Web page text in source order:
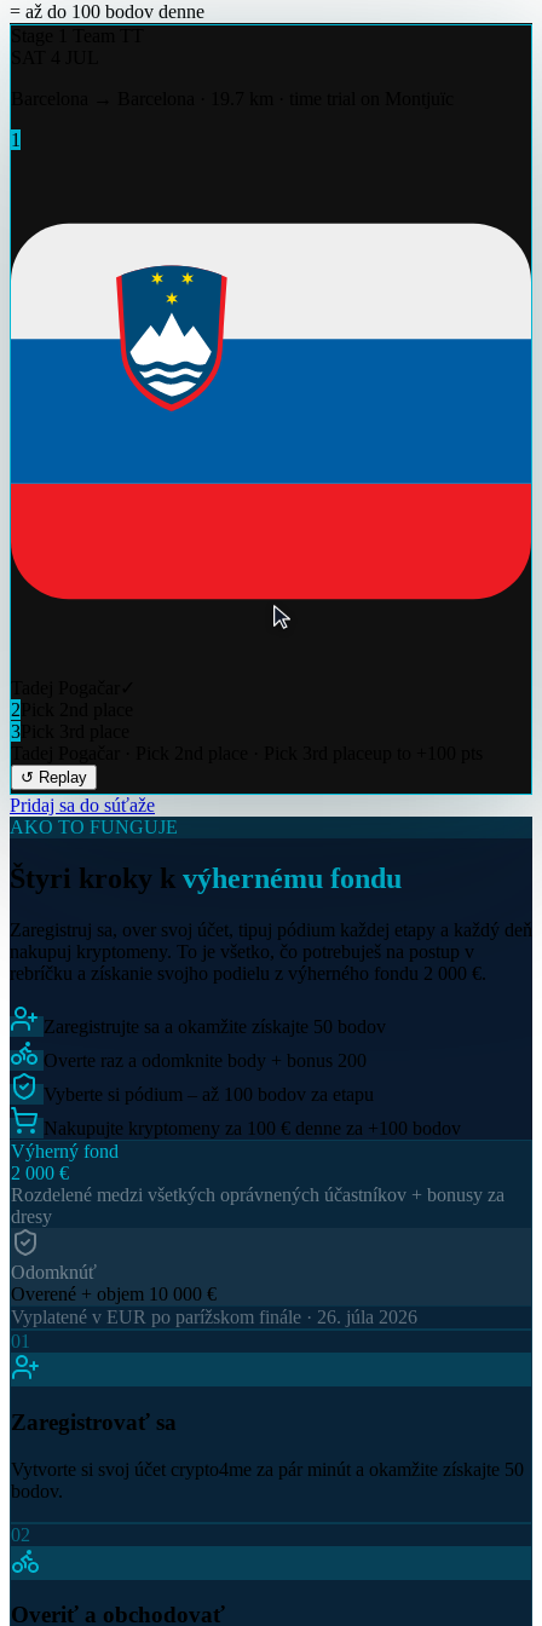
= až do 100 bodov denne
1
2
Tadej Pogačar
Tadej Pogačar · Pick 2nd place · Pick 3rd placeup to +100 pts
↺ Replay
Pridaj sa do súťaže
AKO TO FUNGUJE
Štyri kroky kvýhernému fondu
Zaregistruj sa, over svoj účet, tipuj pódium každej etapy a každý deň
nakupuj kryptomeny. To je všetko, čo potrebuješ na postup v
rebríčku a získanie svojho podielu z výherného fondu 2 000 €.
Zaregistrujte sa a okamžite získajte 50 bodov
Overte raz a odomknite body + bonus 200
Výherný fond
2 000 €
Rozdelené medzi všetkých oprávnených účastníkov + bonusy za
dresy
Odomknúť
Overené + objem 10 000 €
Vyplatené v EUR po parížskom finále · 26. júla 2026
01